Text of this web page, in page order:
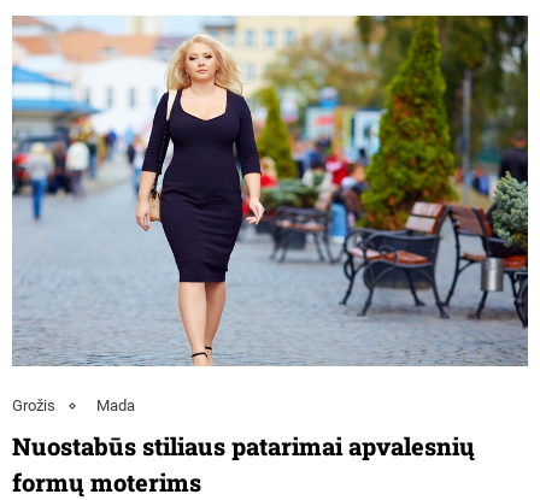
Grožis Mada
Nuostabūs stiliaus patarimai apvalesnių
formų moterims